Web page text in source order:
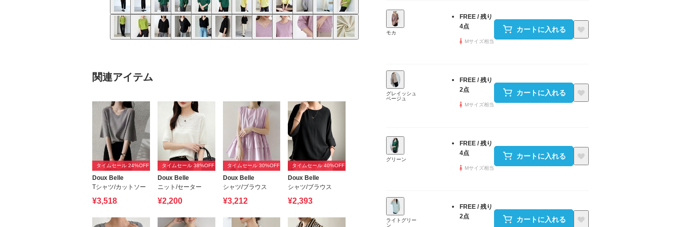
関連アイテム
タイムセール 24%OFF
Doux Belle
Tシャツ/カットソー
¥3,518
タイムセール 38%OFF
Doux Belle
ニット/セーター
¥2,200
タイムセール 30%OFF
Doux Belle
シャツ/ブラウス
¥3,212
タイムセール 40%OFF
Doux Belle
シャツ/ブラウス
¥2,393
モカ
FREE /残り
4点
Mサイズ相当
カートに入れる
グレイッシュ
ベージュ
FREE /残り
2点
Mサイズ相当
カートに入れる
グリーン
FREE /残り
4点
Mサイズ相当
カートに入れる
ライトグリー
ン
FREE /残り
2点
カートに入れる